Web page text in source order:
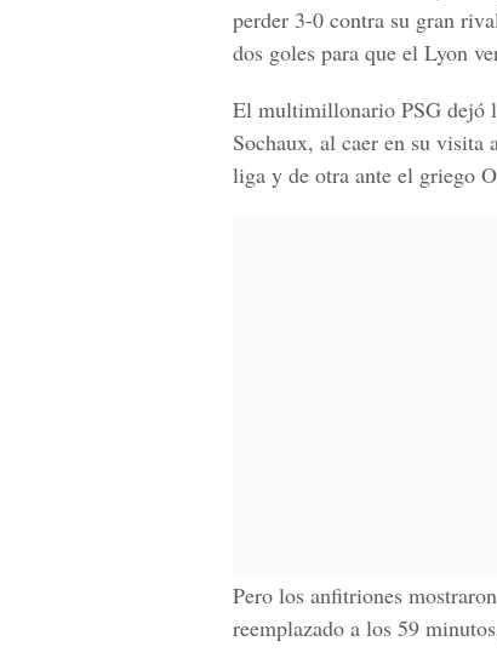
perder 3-0 contra su gran
dos goles para que el Lyon
El multimillonario PSG dejó
Sochaux, al caer en su visita
liga y de otra ante el griego
Pero los anfitriones
reemplazado a los 59